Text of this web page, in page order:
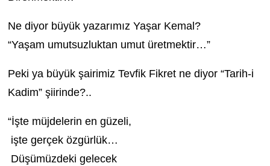
Ne diyor büyük yazarımız Yaşar Kemal?
“Yaşam umutsuzluktan umut üretmektir…”
Peki ya büyük şairimiz Tevfik Fikret ne diyor “Tarih-i
Kadim” şiirinde?..
“İşte müjdelerin en güzeli,
işte gerçek özgürlük…
Düşümüzdeki gelecek